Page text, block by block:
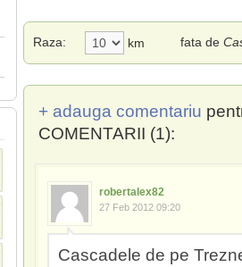
Raza: km fata de
+ adauga comentariu
COMENTARII (1):
robertalex82
27 Feb 2012 09:20
Cascadele de pe